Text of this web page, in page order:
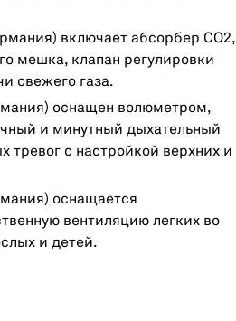
включает абсорбер CO2,
мешка, клапан регулировки
свежего газа.
оснащен волюметром,
и минутный дыхательный
тревог с настройкой верхних и
оснащается
вентиляцию легких во
и детей.